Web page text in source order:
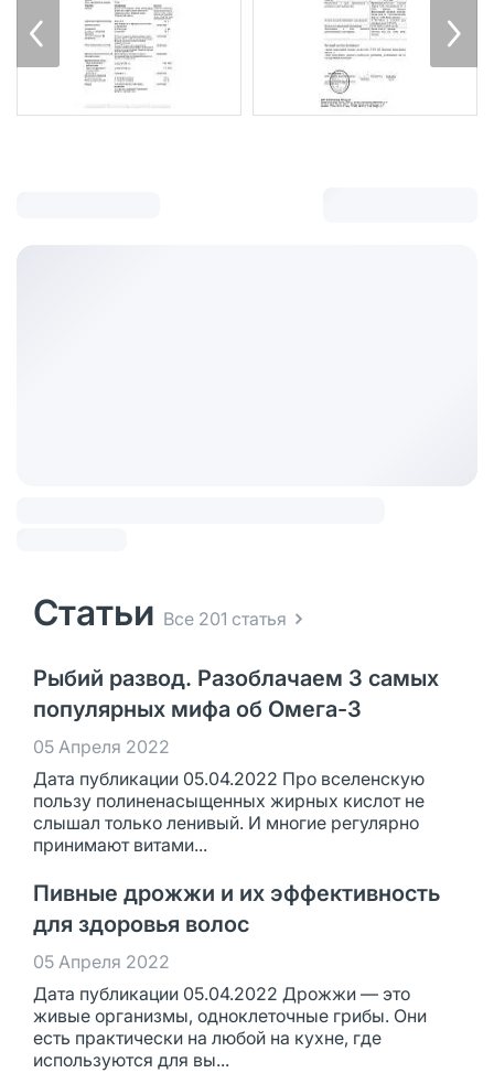
Статьи Все 201 статья
Рыбий развод. Разоблачаем 3 самых
популярных мифа об Омега-3
05 Апреля 2022
Дата публикации 05.04.2022 Про вселенскую
пользу полиненасыщенных жирных кислот не
слышал только ленивый. И многие регулярно
принимают витами...
Пивные дрожжи и их эффективность
для здоровья волос
05 Апреля 2022
Дата публикации 05.04.2022 Дрожжи — это
живые организмы, одноклеточные грибы. Они
есть практически на любой на кухне, где
используются для вы...